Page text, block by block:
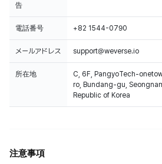
告
電話番号 +82 1544-0790
メールアドレス support@weverse.io
所在地
C, 6F, PangyoTech-
ro, Bundang-gu,
Republic of Korea
注意事項